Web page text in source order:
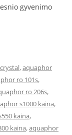
gyvenimo
,aquaphor
ro 101s,
ro 206s,
s1000 kaina,
kaina,
kaina,aquaphor